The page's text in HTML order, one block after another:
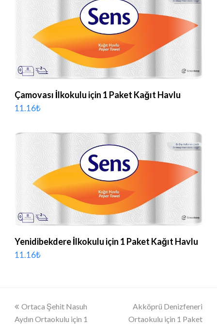
Çamovası İlkokulu için 1 Paket Kağıt Havlu
11.16₺
Yenidibekdere İlkokulu için 1 Paket Kağıt Havlu
11.16₺
Önceki
slayt:
Ortaca Şehit Nasuh
Aydın Ortaokulu için 1
next
post:
Akköprü Denizfeneri
Ortaokulu için 1 Paket